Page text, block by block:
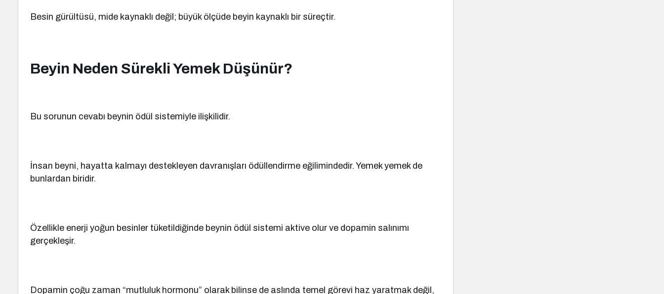
Besin gürültüsü, mide kaynaklı değil; büyük ölçüde beyin kaynaklı bir süreçtir.
Beyin Neden Sürekli Yemek Düşünür?
Bu sorunun cevabı beynin ödül sistemiyle ilişkilidir.
İnsan beyni, hayatta kalmayı destekleyen davranışları ödüllendirme eğilimindedir. Yemek yemek de
bunlardan biridir.
Özellikle enerji yoğun besinler tüketildiğinde beynin ödül sistemi aktive olur ve dopamin salınımı
gerçekleşir.
Dopamin çoğu zaman “mutluluk hormonu” olarak bilinse de aslında temel görevi haz yaratmak değil,